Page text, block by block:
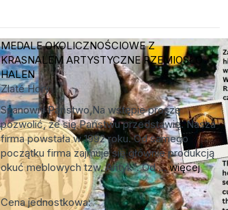
MEDALE OKOLICZNOŚCIOWE Z
KRASNALEMARTYSTYCZNE RZEMIOSŁO
HALEN
Zlaté Hory
Szanowni Państwo,Na wstępie proszę
pozwolić, że się Państwu przedstawię. Nasza
firma powstała w 1992 roku. Od samego
początku firma zajmuje się głównie produkcją
okuć meblowych tzw. Antyk”. Od ...więcej
Cena jednostkowa: